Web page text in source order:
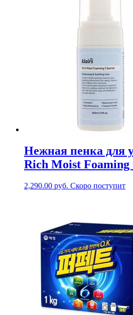
Нежная пенка для
Rich Moist Foaming
2,290.00 руб. Скоро поступит